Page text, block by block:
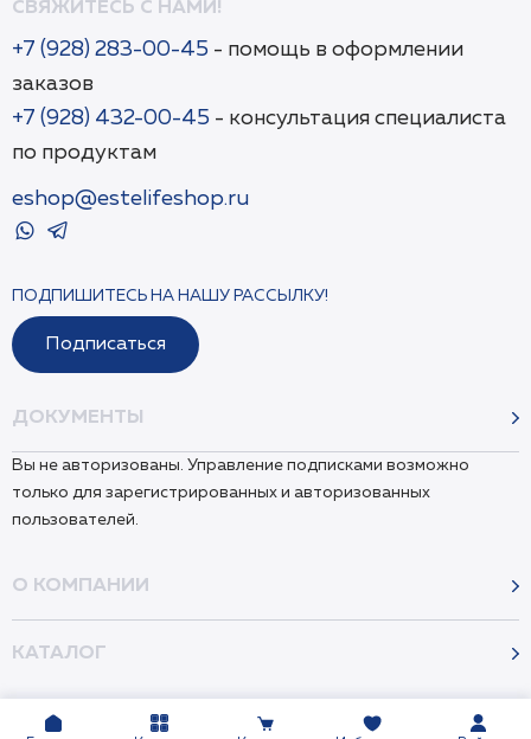
ДОКУМЕНТЫ
Вы не авторизованы. Управление подписками возможно
только для зарегистрированных и авторизованных
пользователей.
О КОМПАНИИ
КАТАЛОГ
СВЯЖИТЕСЬ С НАМИ!
+7 (928) 283-00-45 - помощь в оформлении
заказов
+7 (928) 432-00-45 - консультация специалиста
по продуктам
eshop@estelifeshop.ru
ПОДПИШИТЕСЬ НА НАШУ РАССЫЛКУ!
Подписаться